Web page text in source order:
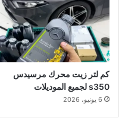
كم لتر زيت محرك مرسيدس
s350 لجميع الموديلات
6 يونيو، 2026